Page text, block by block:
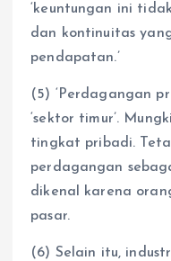
‘keuntungan ini
dan kontinuitas
pendapatan.’
(5) ‘Perdagangan
‘sektor timur’.
tingkat pribadi.
perdagangan
dikenal karena
pasar.
(6) Selain itu,